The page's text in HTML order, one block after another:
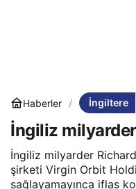
Haberler İngiltere
İngiliz
İngiliz milyarder
şirketi Virgin Orbit
sağlayamayınca iflas